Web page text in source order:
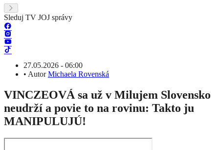
Sleduj TV JOJ správy
27.05.2026 - 06:00
• AutorMichaela Rovenská
VINCZEOVÁ sa už v Milujem Slovensko
neudrží a povie to na rovinu: Takto ju
MANIPULUJÚ!